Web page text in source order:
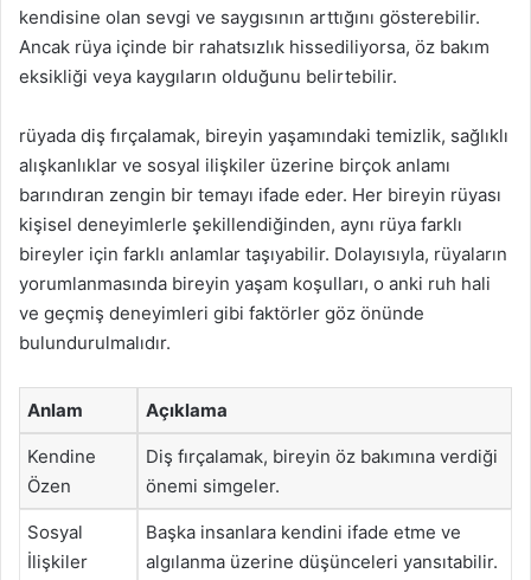
kendisine olan sevgi ve saygısının arttığını gösterebilir.
Ancak rüya içinde bir rahatsızlık hissediliyorsa, öz bakım
eksikliği veya kaygıların olduğunu belirtebilir.
rüyada diş fırçalamak, bireyin yaşamındaki temizlik, sağlıklı
alışkanlıklar ve sosyal ilişkiler üzerine birçok anlamı
barındıran zengin bir temayı ifade eder. Her bireyin rüyası
kişisel deneyimlerle şekillendiğinden, aynı rüya farklı
bireyler için farklı anlamlar taşıyabilir. Dolayısıyla, rüyaların
yorumlanmasında bireyin yaşam koşulları, o anki ruh hali
ve geçmiş deneyimleri gibi faktörler göz önünde
bulundurulmalıdır.
Anlam Açıklama
Kendine
Özen
Diş fırçalamak, bireyin öz bakımına verdiği
önemi simgeler.
Sosyal
İlişkiler
Başka insanlara kendini ifade etme ve
algılanma üzerine düşünceleri yansıtabilir.